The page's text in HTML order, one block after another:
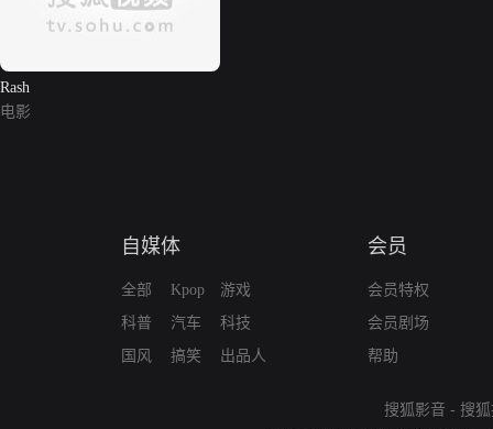
Rash
电影
自媒体
全部
科普
国风
Kpop
汽车
搞笑
游戏
科技
出品人
会员
会员特权
会员剧场
帮助
搜狐影音 - 搜